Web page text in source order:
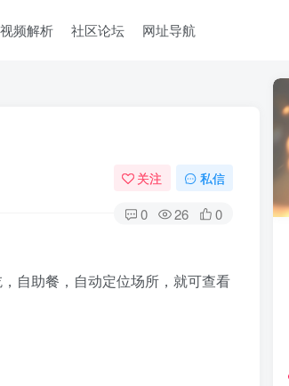
视频解析 社区论坛 网址导航
关注 私信
0 26 0
自助餐，自动定位场所，就可查看